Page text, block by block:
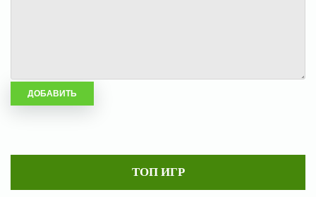
ТОП ИГР